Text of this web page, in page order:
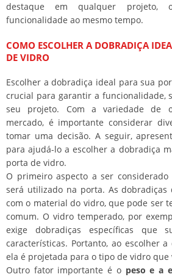
destaque em qualquer projeto,
funcionalidade ao mesmo tempo.
COMO ESCOLHER A DOBRADIÇA
DE VIDRO
Escolher a dobradiça ideal para sua
crucial para garantir a funcionalidade,
seu projeto. Com a variedade de
mercado, é importante considerar
tomar uma decisão. A seguir,
para ajudá-lo a escolher a dobradiça
porta de vidro.
O primeiro aspecto a ser
será utilizado na porta. As dobradiças
com o material do vidro, que pode ser
comum. O vidro temperado, por
exige dobradiças específicas que
características. Portanto, ao escolher
ela é projetada para o tipo de vidro
Outro fator importante é o peso e a